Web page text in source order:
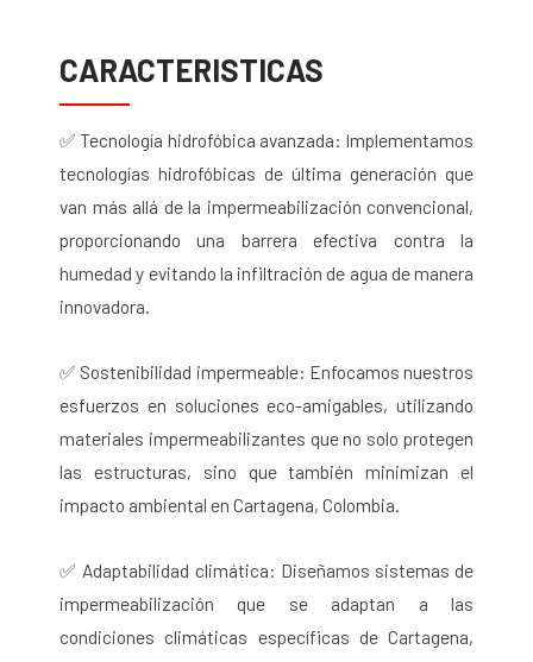
CARACTERISTICAS
✅ Tecnología hidrofóbica avanzada: Implementamos
tecnologías hidrofóbicas de última generación que
van más allá de la impermeabilización convencional,
proporcionando una barrera efectiva contra la
humedad y evitando la infiltración de agua de manera
innovadora.
✅ Sostenibilidad impermeable: Enfocamos nuestros
esfuerzos en soluciones eco-amigables, utilizando
materiales impermeabilizantes que no solo protegen
las estructuras, sino que también minimizan el
impacto ambiental en Cartagena, Colombia.
✅ Adaptabilidad climática: Diseñamos sistemas de
impermeabilización que se adaptan a las
condiciones climáticas específicas de Cartagena,